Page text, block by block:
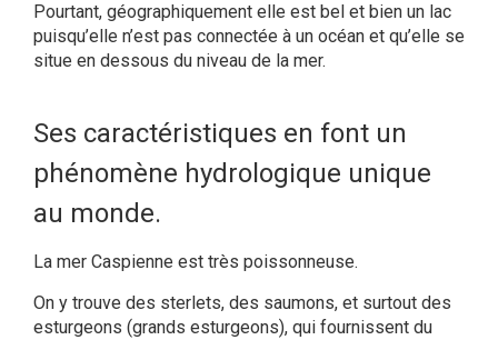
Pourtant, géographiquement elle est bel et bien un lac
puisqu’elle n’est pas connectée à un océan et qu’elle se
situe en dessous du niveau de la mer.
Ses caractéristiques en font un
phénomène hydrologique unique
au monde.
La mer Caspienne est très poissonneuse.
On y trouve des sterlets, des saumons, et surtout des
esturgeons (grands esturgeons), qui fournissent du